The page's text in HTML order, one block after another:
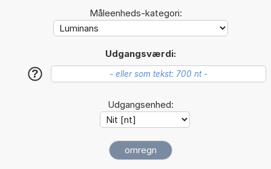
Måleenheds-kategori:
Udgangsværdi:
?
Udgangsenhed: